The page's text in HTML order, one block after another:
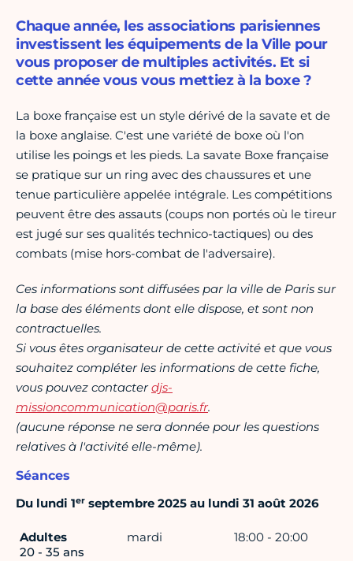
Chaque année, les associations parisiennes
investissent les équipements de la Ville pour
vous proposer de multiples activités. Et si
cette année vous vous mettiez à la boxe ?
La boxe française est un style dérivé de la savate et de
la boxe anglaise. C'est une variété de boxe où l'on
utilise les poings et les pieds. La savate Boxe française
se pratique sur un ring avec des chaussures et une
tenue particulière appelée intégrale. Les compétitions
peuvent être des assauts (coups non portés où le tireur
est jugé sur ses qualités technico-tactiques) ou des
combats (mise hors-combat de l'adversaire).
Ces informations sont diffusées par la ville de Paris sur
la base des éléments dont elle dispose, et sont non
contractuelles.
Si vous êtes organisateur de cette activité et que vous
souhaitez compléter les informations de cette fiche,
vous pouvez contacterdjs-
missioncommunication@paris.fr.
(aucune réponse ne sera donnée pour les questions
relatives à l'activité elle-même).
Séances
Du lundi 1er septembre 2025 au lundi 31 août 2026
Adultes
20 - 35 ans
mardi 18:00 - 20:00